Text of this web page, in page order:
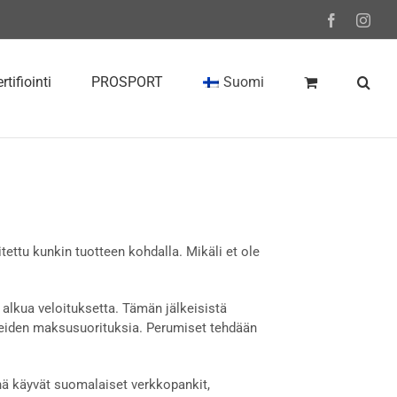
Facebook
PROSPORT Suomi
kunkin tuotteen kohdalla. Mikäli et ole
veloituksetta. Tämän jälkeisistä
maksusuorituksia. Perumiset tehdään
käyvät suomalaiset verkkopankit,